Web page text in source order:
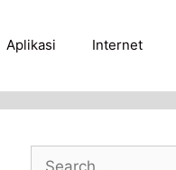
Aplikasi Internet
Search